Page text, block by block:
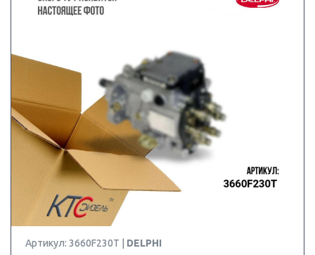
Артикул: 3660F230T | DELPHI